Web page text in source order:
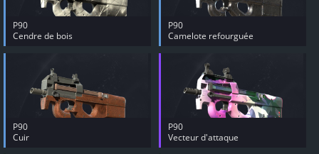
P90
Cendre de bois
P90
Camelote refourguée
P90
Cuir
P90
Vecteur d'attaque